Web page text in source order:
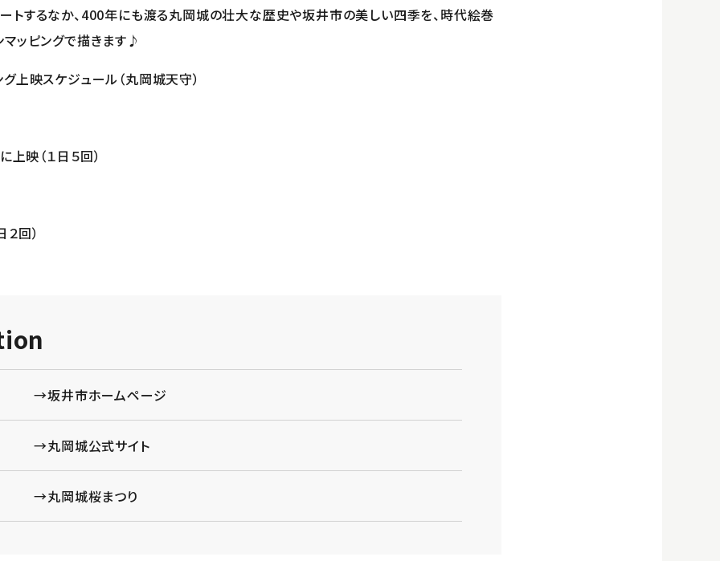
トするなか、400年にも渡る丸岡城の壮大な歴史や坂井市の美しい四季を、時代絵巻
マッピングで描きます♪
上映スケジュール（丸岡城天守）
映（１日５回）
回）
→坂井市ホームページ
→丸岡城公式サイト
→丸岡城桜まつり